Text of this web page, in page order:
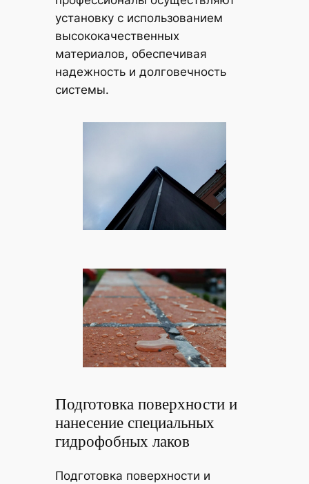
установку с использованием
высококачественных
материалов, обеспечивая
надежность и долговечность
системы.
Подготовка поверхности и
нанесение специальных
гидрофобных лаков
Подготовка поверхности и